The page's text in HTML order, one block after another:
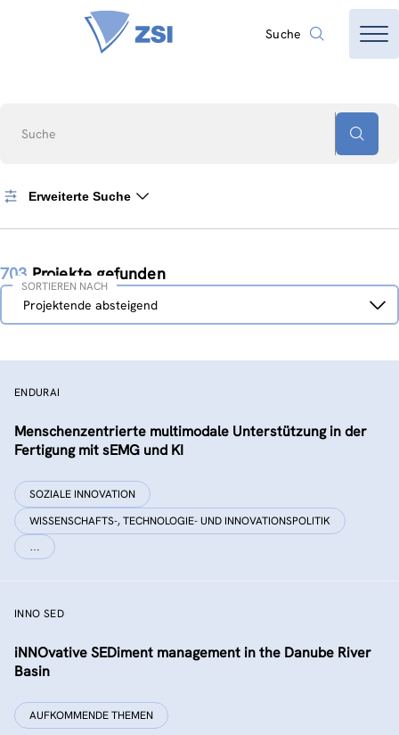
Suche
Suche
Erweiterte Suche
703 Projekte gefunden
Sortieren
nachProjektende absteigend
SORTIEREN NACH
ENDURAI
Menschenzentrierte multimodale Unterstützung in der
Fertigung mit sEMG und KI
SOZIALE INNOVATION
WISSENSCHAFTS-, TECHNOLOGIE- UND INNOVATIONSPOLITIK
…
INNO SED
iNNOvative SEDiment management in the Danube River
Basin
AUFKOMMENDE THEMEN